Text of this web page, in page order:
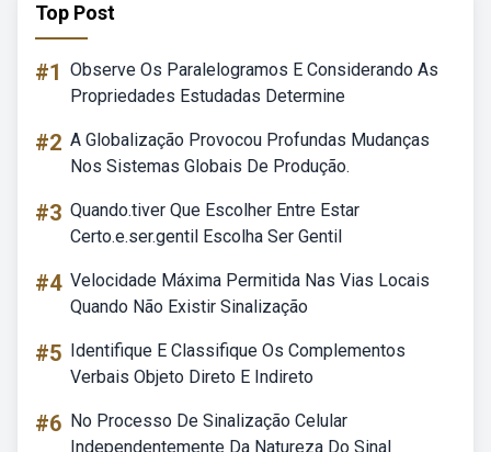
Top Post
#1 Observe Os Paralelogramos E Considerando As
Propriedades Estudadas Determine
#2 A Globalização Provocou Profundas Mudanças
Nos Sistemas Globais De Produção.
#3 Quando.tiver Que Escolher Entre Estar
Certo.e.ser.gentil Escolha Ser Gentil
#4 Velocidade Máxima Permitida Nas Vias Locais
Quando Não Existir Sinalização
#5 Identifique E Classifique Os Complementos
Verbais Objeto Direto E Indireto
#6 No Processo De Sinalização Celular
Independentemente Da Natureza Do Sinal